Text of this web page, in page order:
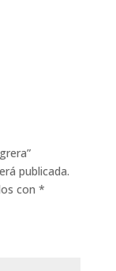
publicada.
con *